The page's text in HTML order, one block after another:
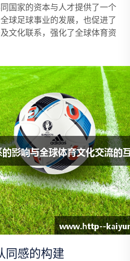
国家的资本与人才提供了一个
球足球事业的发展，也促进了
文化联系，强化了全球体育资
同感的构建